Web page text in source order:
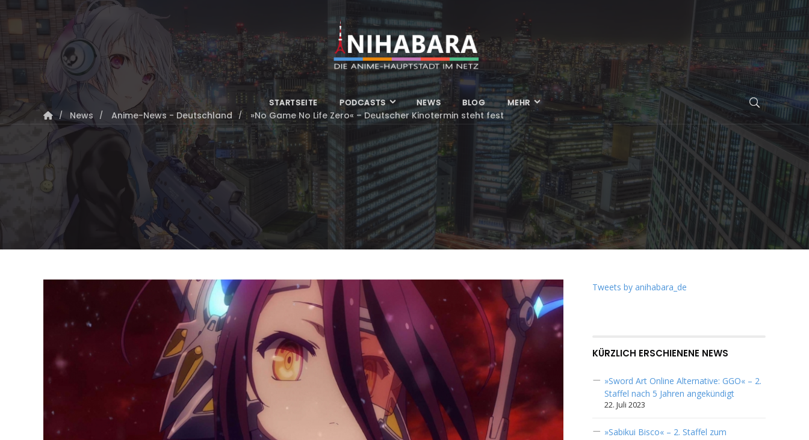
STARTSEITE PODCASTS NEWS BLOG MEHR
News Anime-News - Deutschland »No Game No Life Zero« – Deutscher Kinotermin steht fest
Tweets by anihabara_de
KÜRZLICH ERSCHIENENE NEWS
»Sword Art Online Alternative: GGO« – 2.
Staffel nach 5 Jahren angekündigt
22. Juli 2023
»Sabikui Bisco« – 2. Staffel zum